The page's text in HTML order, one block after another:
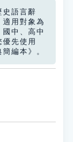
史語言辭
用對象為
中、高中
優先使用
編本》。